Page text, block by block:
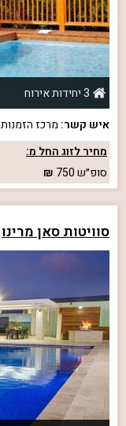
3 יחידות אירוח
איש קשר: מרכז הזמנות
מחיר לזוג החל מ:
סופ״ש750
סוויטות סאן מרינו